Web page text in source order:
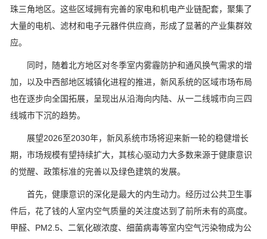
珠三角地区。这些区域拥有完善的家电和机电产业链配套，聚集了
大量的电机、滤材和电子元器件供应商，形成了显著的产业集群效
应。
同时，随着北方地区对冬季室内雾霾防护和通风换气需求的增
加，以及中西部地区城镇化进程的推进，新风系统的区域市场布局
也在逐步向全国拓展，呈现出从沿海向内陆、从一二线城市向三四
线城市下沉的趋势。
展望2026至2030年，新风系统市场将迎来新一轮的稳健增长
期，市场规模有望持续扩大，其核心驱动力大多数来源于健康意识
的觉醒、政策标准的完善以及绿色建筑的发展。
首先，健康意识的深化是最大的内生动力。经历过公共卫生事
件后，花了钱的人室内空气质量的关注度达到了前所未有的高度。
甲醛、PM2.5、二氧化碳浓度、细菌病毒等室内空气污染物成为公